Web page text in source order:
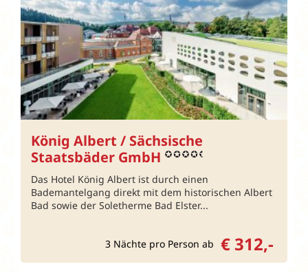
König Albert / Sächsische
Staatsbäder GmbH
Das Hotel König Albert ist durch einen
Bademantelgang direkt mit dem historischen Albert
Bad sowie der Soletherme Bad Elster...
3 Nächte pro Person ab € 312,-